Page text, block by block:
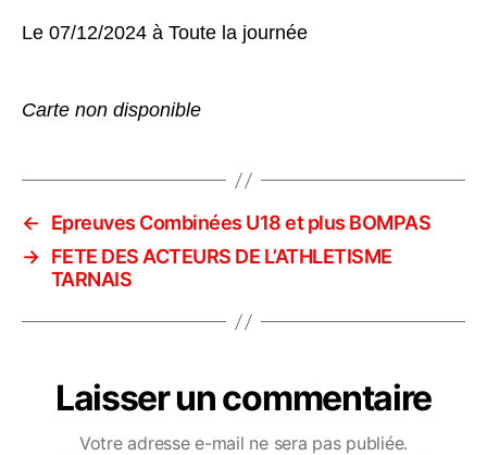
Le 07/12/2024 à Toute la journée
Carte non disponible
←
Epreuves Combinées U18 et plus BOMPAS
→ FETE DES ACTEURS DE L’ATHLETISME
TARNAIS
Laisser un commentaire
Votre adresse e-mail ne sera pas publiée.